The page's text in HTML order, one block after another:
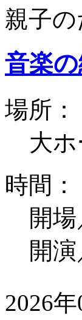
親子
音楽
場所：
大
時間：
開
開
2026